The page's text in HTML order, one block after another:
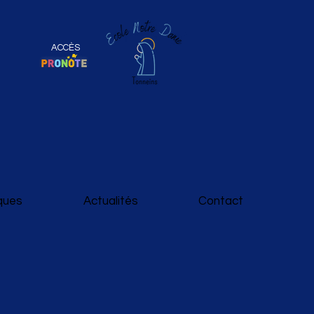
ACCÈS
Actualités Contact